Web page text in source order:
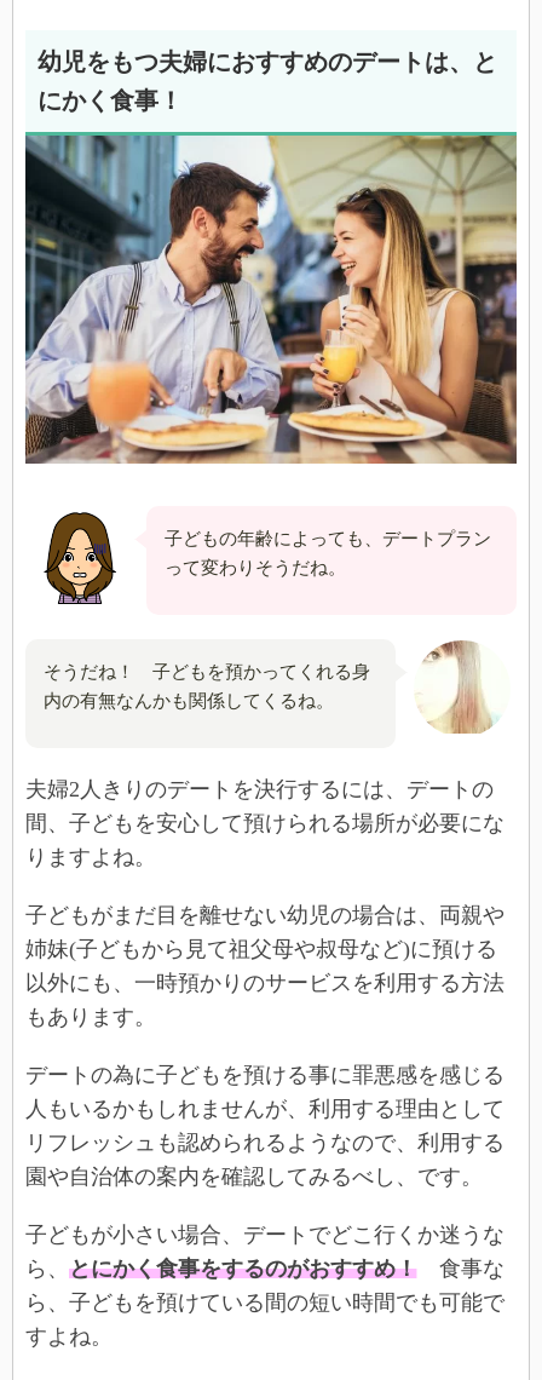
幼児をもつ夫婦におすすめのデートは、と
にかく食事！
子どもの年齢によっても、デートプラン
って変わりそうだね。
そうだね！ 子どもを預かってくれる身
内の有無なんかも関係してくるね。
夫婦2人きりのデートを決行するには、デートの
間、子どもを安心して預けられる場所が必要にな
りますよね。
子どもがまだ目を離せない幼児の場合は、両親や
姉妹(子どもから見て祖父母や叔母など)に預ける
以外にも、一時預かりのサービスを利用する方法
もあります。
デートの為に子どもを預ける事に罪悪感を感じる
人もいるかもしれませんが、利用する理由として
リフレッシュも認められるようなので、利用する
園や自治体の案内を確認してみるべし、です。
子どもが小さい場合、デートでどこ行くか迷うな
ら、 とにかく食事をするのがおすすめ！ 食事な
ら、子どもを預けている間の短い時間でも可能で
すよね。